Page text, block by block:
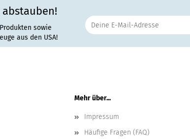
sowie
aus den USA!
Mehr über...
Impressum
Häufige Fragen (FAQ)